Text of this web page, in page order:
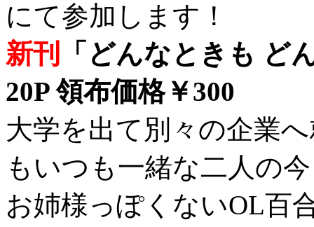
にて参加します！
新刊
「どんなときも ど
20P 領布価格￥300
大学を出て別々の企業
もいつも一緒な二人の
お姉様っぽくないOL百